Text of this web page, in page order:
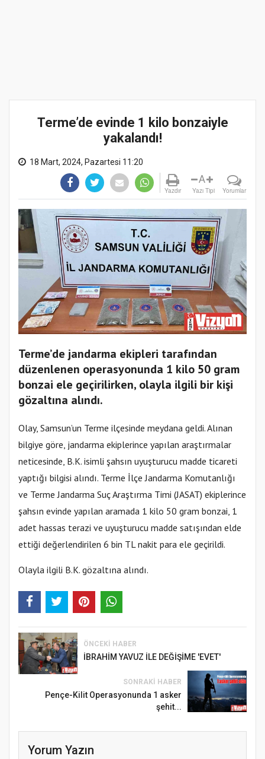
Terme’de evinde 1 kilo bonzaiyle
yakalandı!
18 Mart, 2024, Pazartesi 11:20
Yazdır
A
Yazı Tipi Yorumlar
Terme’de jandarma ekipleri tarafından
düzenlenen operasyonunda 1 kilo 50 gram
bonzai ele geçirilirken, olayla ilgili bir kişi
gözaltına alındı.
Olay, Samsun’un Terme ilçesinde meydana geldi. Alınan
bilgiye göre, jandarma ekiplerince yapılan araştırmalar
neticesinde, B.K. isimli şahsın uyuşturucu madde ticareti
yaptığı bilgisi alındı. Terme İlçe Jandarma Komutanlığı
ve Terme Jandarma Suç Araştırma Timi (JASAT) ekiplerince
şahsın evinde yapılan aramada 1 kilo 50 gram bonzai, 1
adet hassas terazi ve uyuşturucu madde satışından elde
ettiği değerlendirilen 6 bin TL nakit para ele geçirildi.
Olayla ilgili B.K. gözaltına alındı.
ÖNCEKI HABER
İBRAHİM YAVUZ İLE DEĞİŞİME 'EVET'
SONRAKI HABER
Pençe-Kilit Operasyonunda 1 asker
şehit...
Yorum Yazın